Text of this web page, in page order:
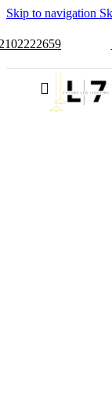
Skip to navigation